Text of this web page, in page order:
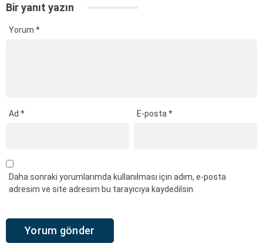
Bir yanıt yazın
Yorum *
Ad * E-posta*
Daha sonraki yorumlarımda kullanılması için adım, e-posta
adresim ve site adresim bu tarayıcıya kaydedilsin.